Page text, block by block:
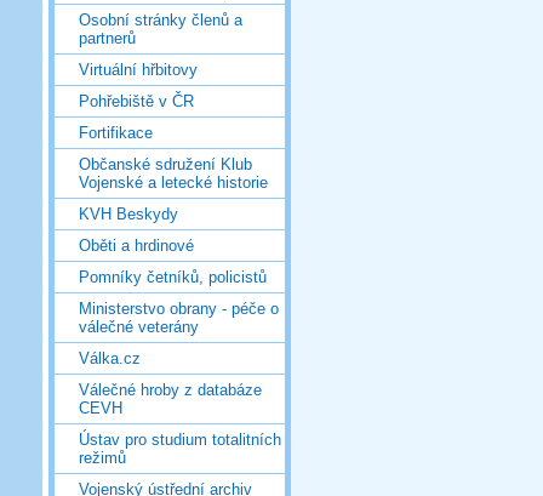
Osobní stránky členů a
partnerů
Virtuální hřbitovy
Pohřebiště v ČR
Fortifikace
Občanské sdružení Klub
Vojenské a letecké historie
KVH Beskydy
Oběti a hrdinové
Pomníky četníků, policistů
Ministerstvo obrany - péče o
válečné veterány
Válka.cz
Válečné hroby z databáze
CEVH
Ústav pro studium totalitních
režimů
Vojenský ústřední archiv